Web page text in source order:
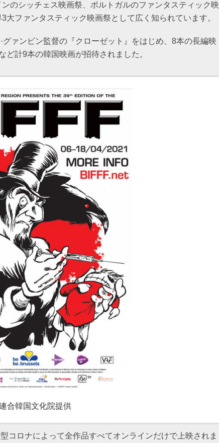
のシッチェス映画祭、ポルトガルのファンタスティック映
大ファンタスティック映画祭として広く知られています。
グァンビン監督の『クローゼット』をはじめ、8本の長編映
ど計9本の韓国映画が招待されました。
合韓国文化院提供
コロナによって全作品すべてオンラインだけで上映されま